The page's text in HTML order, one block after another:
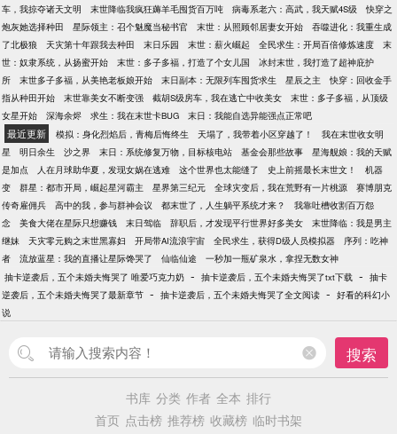
车，我掠夺诸天文明
末世降临我疯狂薅羊毛囤货百万吨 病毒系老六：高武，我天赋4S级
快穿之
炮灰她选择种田
星际领主：召个魅魔当秘书官 末世：从照顾邻居妻女开始
吞噬进化：我重生成
了北极狼
天灾第十年跟我去种田 末日乐园 末世：薪火崛起 全民求生：开局百倍修炼速度
末
世：奴隶系统，从扬蜜开始
末世：多子多福，打造了个女儿国
冰封末世，我打造了超神庇护
所
末世多子多福，从美艳老板娘开始 末日副本：无限列车囤货求生 星辰之主
快穿：回收金手
指从种田开始
末世靠美女不断变强 截胡S级房车，我在逃亡中收美女
末世：多子多福，从顶级
女星开始
深海余烬 求生：我在末世卡BUG 末日：我能自选异能强点正常吧
最近更新 模拟：身化烈焰后，青梅后悔终生 天塌了，我带着小区穿越了！
我在末世收女明
星
明日余生 沙之界 末日：系统修复万物，目标核电站 基金会那些故事
星海舰娘：我的天赋
是加点
人在月球助华夏，发现女娲在逃难 这个世界也太能缝了 史上前摇最长末世文！
机器
变
群星：都市开局，崛起星河霸主 星界第三纪元 全球灾变后，我在荒野有一片桃源
赛博朋克
传奇雇佣兵
高中的我，参与群神会议 都末世了，人生躺平系统才来？
我靠吐槽收割百万怨
念
美食大佬在星际只想赚钱 末日驾临 辞职后，才发现平行世界好多美女
末世降临：我是男主
继妹
天灾零元购之末世黑寡妇 开局带AI流浪宇宙 全民求生，获得D级人员模拟器
序列：吃神
者
流放蓝星：我的直播让星际馋哭了 仙临仙途
一秒加一瓶矿泉水，拿捏无数女神
抽卡逆袭后，五个未婚夫悔哭了 唯爱巧克力奶 - 抽卡逆袭后，五个未婚夫悔哭了txt下载 - 抽卡
逆袭后，五个未婚夫悔哭了最新章节 - 抽卡逆袭后，五个未婚夫悔哭了全文阅读 - 好看的科幻小
说
搜索
书库 分类 作者 全本 排行
首页 点击榜 推荐榜 收藏榜 临时书架